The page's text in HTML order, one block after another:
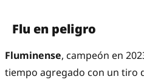
Flu en peligro
Fluminense, campeón en
tiempo agregado con un tiro